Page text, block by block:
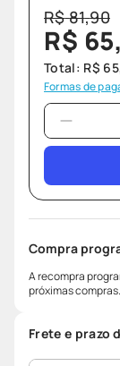
R$81,90
R$ 65,
Total: R$ 65
Formas de
Compra
A recompra
próximas compras.
Frete e prazo